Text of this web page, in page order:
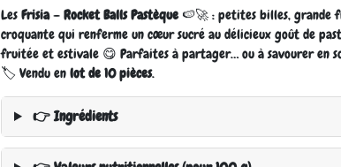
Les Frisia – Rocket Balls Pastèque🍉🚀 : petites billes, grande
croquante qui renferme un cœur sucré au délicieux goût de
fruitée et estivale 😋 Parfaites à partager… ou à savourer en
🏷️ Vendu en lot de 10 pièces.
👉 Ingrédients